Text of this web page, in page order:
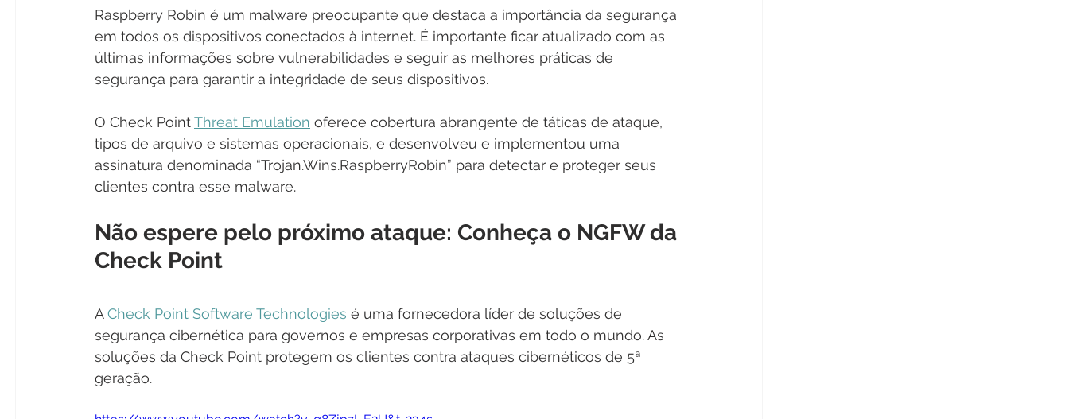
Raspberry Robin é um malware preocupante que destaca a importância da segurança
em todos os dispositivos conectados à internet. É importante ficar atualizado com as
últimas informações sobre vulnerabilidades e seguir as melhores práticas de
segurança para garantir a integridade de seus dispositivos.
O Check Point Threat Emulation oferece cobertura abrangente de táticas de ataque,
tipos de arquivo e sistemas operacionais, e desenvolveu e implementou uma
assinatura denominada “Trojan.Wins.RaspberryRobin” para detectar e proteger seus
clientes contra esse malware.
Não espere pelo próximo ataque: Conheça o NGFW da
Check Point
A Check Point Software Technologies é uma fornecedora líder de soluções de
segurança cibernética para governos e empresas corporativas em todo o mundo. As
soluções da Check Point protegem os clientes contra ataques cibernéticos de 5ª
geração.